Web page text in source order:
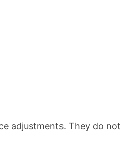
adjustments. They do